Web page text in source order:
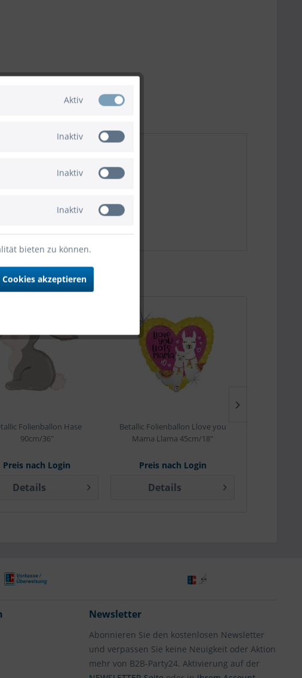
45cm/18""
Folienballon Hase
90cm/36"
Preis nach Login
Details
Betallic Folienballon Llove you
Mama Llama 45cm/18"
Preis nach Login
Details
Newsletter
Abonnieren Sie den kostenlosen Newsletter
und verpassen Sie keine Neuigkeit oder Aktion
mehr von B2B-Party24. Aktivierung auf der
Aktiv
Inaktiv
Inaktiv
Inaktiv
bieten zu können.
Cookies akzeptieren